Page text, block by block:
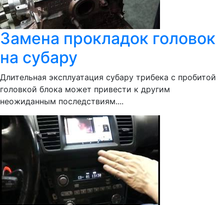
Замена прокладок головок
на субару
Длительная эксплуатация субару трибека с пробитой
головкой блока может привести к другим
неожиданным последствиям....